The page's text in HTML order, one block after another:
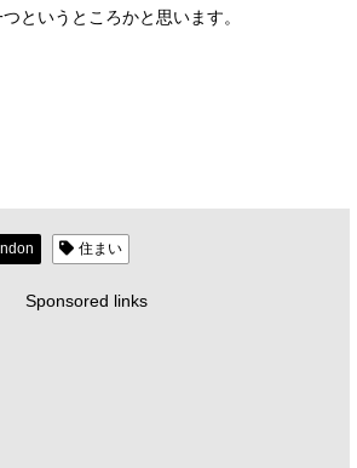
というところかと思います。
住まい
Sponsored links